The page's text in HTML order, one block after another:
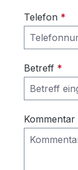
Telefon *
Betreff *
Kommentar